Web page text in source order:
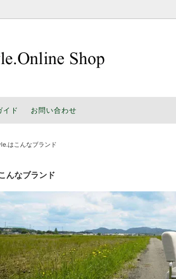
デザイナーで選ぶ
ァのパーツ販売 工場通信で知る
イド お問い合わせ
はこんなブランド
んなブランド